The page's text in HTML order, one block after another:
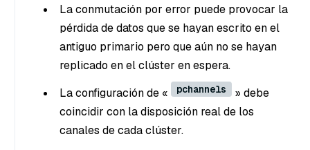
La conmutación por error puede provocar la
pérdida de datos que se hayan escrito en el
antiguo primario pero que aún no se hayan
replicado en el clúster en espera.
La configuración de «
pchannels
» debe
coincidir con la disposición real de los
canales de cada clúster.